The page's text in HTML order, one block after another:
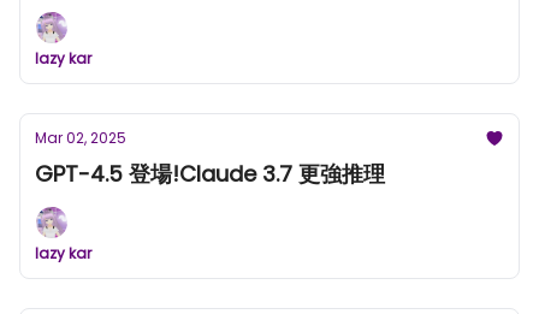
lazy kar
Mar 02, 2025
GPT-4.5 登場!Claude 3.7 更強推理
lazy kar